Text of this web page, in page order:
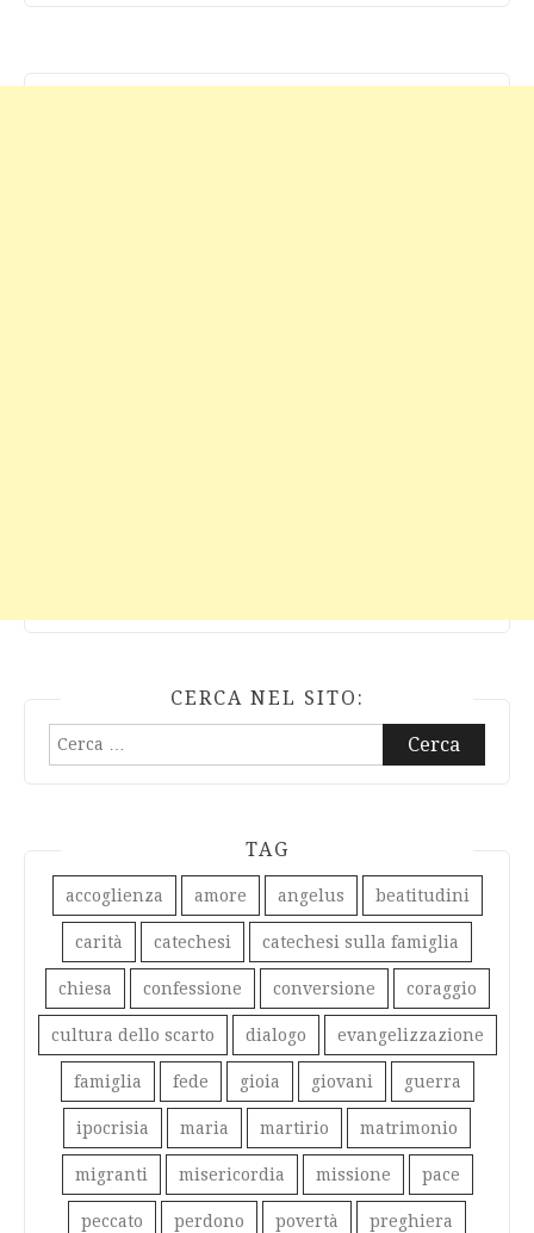
CERCA NEL SITO:
Ricerca
per:
TAG
accoglienza amore angelus beatitudini
carità catechesi catechesi sulla famiglia
chiesa confessione conversione coraggio
cultura dello scarto dialogo evangelizzazione
famiglia fede gioia giovani guerra
ipocrisia maria martirio matrimonio
migranti misericordia missione pace
peccato perdono povertà preghiera